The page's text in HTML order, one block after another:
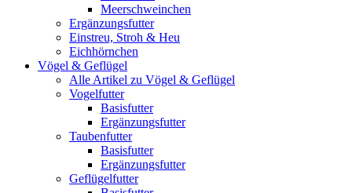
Meerschweinchen
Ergänzungsfutter
Einstreu, Stroh & Heu
Eichhörnchen
Vögel & Geflügel
Alle Artikel zu Vögel & Geflügel
Vogelfutter
Basisfutter
Ergänzungsfutter
Taubenfutter
Basisfutter
Ergänzungsfutter
Geflügelfutter